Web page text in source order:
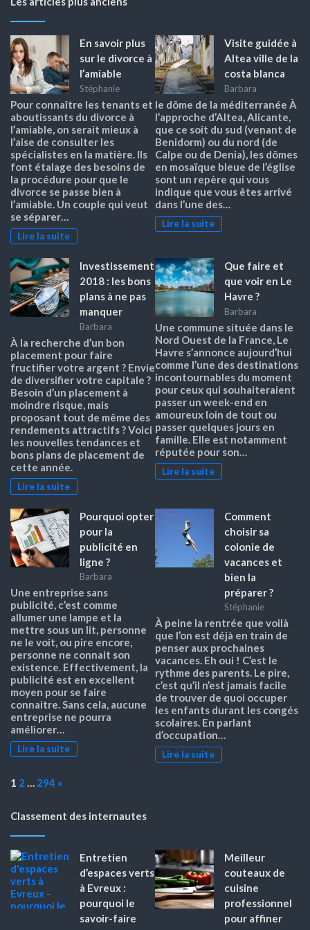
En savoir plus
sur le divorce à
l’amiable
Stéphanie
Pour connaître les tenants et
aboutissants du divorce à
l’amiable, on serait mieux à
l’aise de consulter les
spécialistes en la matière. Ils
font étalage des besoins de
la procédure pour que le
divorce se passe bien à
l’amiable. Un couple qui veut
se séparer…
Lire la suite
Visite guidée à
Altea ville de la
costa blanca
Barbara
le dôme de la méditerranée À
l’approche d’Altea, Alicante,
que ce soit du sud (venant de
Benidorm) ou du nord (de
Calpe ou de Denia), les dômes
en mosaïque bleue de l’église
sont un repère qui vous
indique que vous êtes arrivé
dans l’une des…
Lire la suite
Investissement
2018 : les bons
plans à ne pas
manquer
Barbara
À la recherche d’un bon
placement pour faire
fructifier votre argent ? Envie
de diversifier votre capitale ?
Besoin d’un placement à
moindre risque, mais
proposant tout de même des
rendements attractifs ? Voici
les nouvelles tendances et
bons plans de placement de
cette année.
Lire la suite
Que faire et
que voir en Le
Havre ?
Barbara
Une commune située dans le
Nord Ouest de la France, Le
Havre s’annonce aujourd’hui
comme l’une des destinations
incontournables du moment
pour ceux qui souhaiteraient
passer un week-end en
amoureux loin de tout ou
passer quelques jours en
famille. Elle est notamment
réputée pour son…
Lire la suite
Pourquoi opter
pour la
publicité en
ligne ?
Barbara
Une entreprise sans
publicité, c’est comme
allumer une lampe et la
mettre sous un lit, personne
ne le voit, ou pire encore,
personne ne connait son
existence. Effectivement, la
publicité est en excellent
moyen pour se faire
connaitre. Sans cela, aucune
entreprise ne pourra
améliorer…
Lire la suite
Comment
choisir sa
colonie de
vacances et
bien la
préparer ?
Stéphanie
À peine la rentrée que voilà
que l’on est déjà en train de
penser aux prochaines
vacances. Eh oui ! C’est le
rythme des parents. Le pire,
c’est qu’il n’est jamais facile
de trouver de quoi occuper
les enfants durant les congés
scolaires. En parlant
d’occupation…
Lire la suite
Page:
1 2 … 294 Next
»
Classement des internautes
Entretien
d’espaces verts
à Evreux :
pourquoi le
savoir-faire
Meilleur
couteaux de
cuisine
professionnel
pour affiner